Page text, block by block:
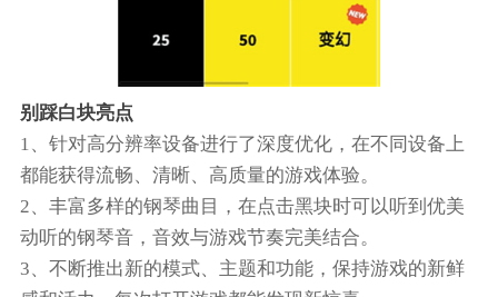
别踩白块亮点
1、针对高分辨率设备进行了深度优化，在不同设备上
都能获得流畅、清晰、高质量的游戏体验。
2、丰富多样的钢琴曲目，在点击黑块时可以听到优美
动听的钢琴音，音效与游戏节奏完美结合。
3、不断推出新的模式、主题和功能，保持游戏的新鲜